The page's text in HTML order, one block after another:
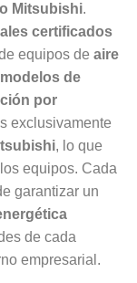
Mitsubishi.
certificados
equipos de aire
modelos de
por
exclusivamente
, lo que
equipos. Cada
garantizar un
de cada
empresarial.